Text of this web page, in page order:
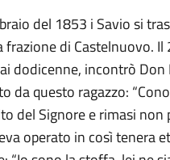
del 1853 i Savio si
di Castelnuovo. Il
dodicenne, incontrò
da questo ragazzo:
del Signore e rimasi
operato in così tenera